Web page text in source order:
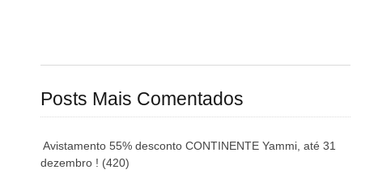
Posts Mais Comentados
Avistamento 55% desconto CONTINENTE Yammi, até 31
dezembro ! (420)